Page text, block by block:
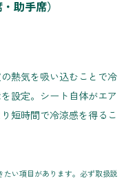
助手席）
熱気を吸い込むことで冷
設定。シート自体がエア
短時間で冷涼感を得るこ
い項目があります。必ず取扱説